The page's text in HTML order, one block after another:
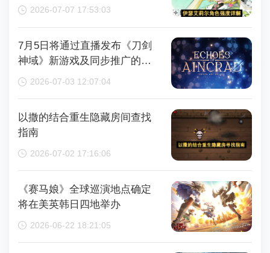
2026-07-07 17:53:03
7月5日将通过直播发布《刀剑
神域》新游戏及同步推广的动
画内容，整场直播时长为110分
2026-07-03 12:07:04
以撒的结合重生隐藏房间查找
指南
2026-07-02 17:16:06
《赛马娘》全球巡演地点确定
将在美英韩日四地举办
2026-06-22 18:21:05